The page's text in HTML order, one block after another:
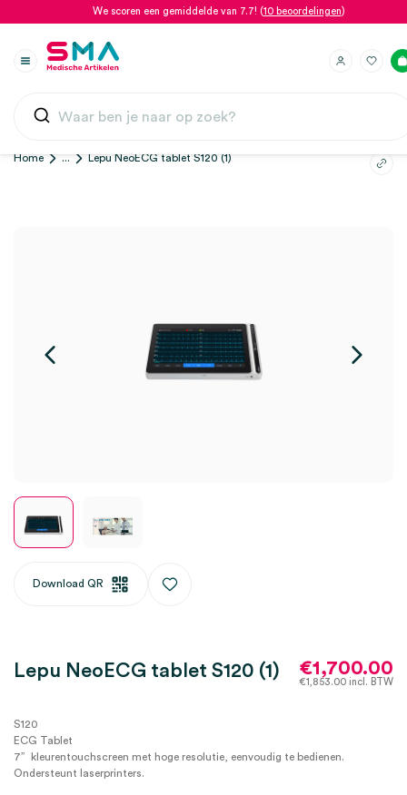
We scoren een gemiddelde van 7.7! (10 beoordelingen)
Home ... Lepu NeoECG tablet S120 (1)
Download QR
Lepu NeoECG tablet S120 (1) €1,700.00
€1,853.00 incl. BTW
S120
ECG Tablet
7” kleurentouchscreen met hoge resolutie, eenvoudig te bedienen.
Ondersteunt laserprinters.